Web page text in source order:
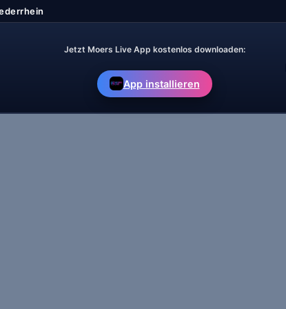
Jetzt Moers Live App kostenlos downloaden:
App installieren